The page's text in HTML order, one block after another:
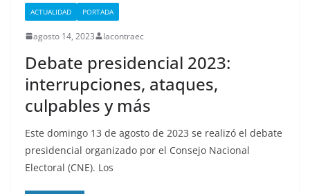
ACTUALIDAD PORTADA
agosto 14, 2023 lacontraec
Debate presidencial 2023:
interrupciones, ataques,
culpables y más
Este domingo 13 de agosto de 2023 se realizó el debate
presidencial organizado por el Consejo Nacional
Electoral (CNE). Los